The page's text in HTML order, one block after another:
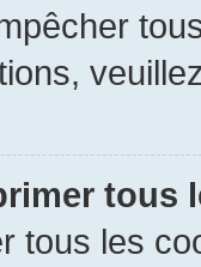
tous
tous les